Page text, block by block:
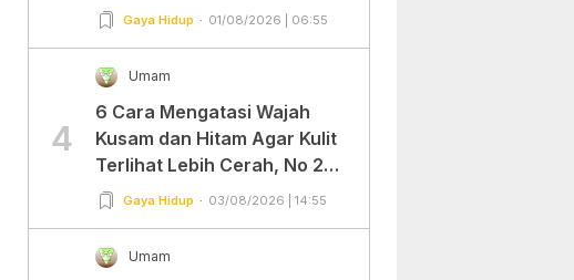
Gaya Hidup 01/08/2026 | 06:55
4
Umam
6 Cara Mengatasi Wajah
Kusam dan Hitam Agar Kulit
Terlihat Lebih Cerah, No 2
Gampang Banget dan Mudah
Gaya Hidup 03/08/2026 | 14:55
Umam